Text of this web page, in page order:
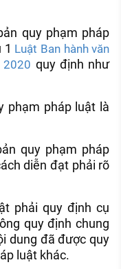
quy phạm pháp
1 Luật Ban hành văn
2020 quy định như
phạm pháp luật là
quy phạm pháp
diễn đạt phải rõ
phải quy định cụ
quy định chung
dung đã được quy
luật khác.